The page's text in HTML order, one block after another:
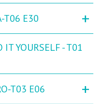
T06 E30 +
IT YOURSELF - T01
T03 E06 +